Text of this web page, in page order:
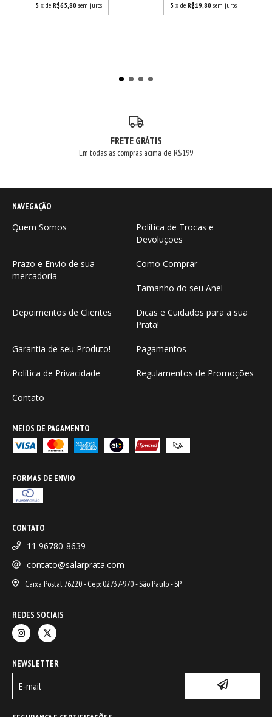
5 x deR$65,80 sem juros 5 x de R$19,80 sem juros
FRETE GRÁTIS
Em todas as compras acima de R$199
NAVEGAÇÃO
Quem Somos
Política de Trocas e
Devoluções
Prazo e Envio de sua
mercadoria
Como Comprar
Tamanho do seu Anel
Depoimentos de Clientes
Dicas e Cuidados para a sua
Prata!
Garantia de seu Produto! Pagamentos
Política de Privacidade Regulamentos de Promoções
Contato
MEIOS DE PAGAMENTO
FORMAS DE ENVIO
CONTATO
11 96780-8639
contato@salarprata.com
Caixa Postal 76220 - Cep: 02737-970 - São Paulo - SP
REDES SOCIAIS
NEWSLETTER